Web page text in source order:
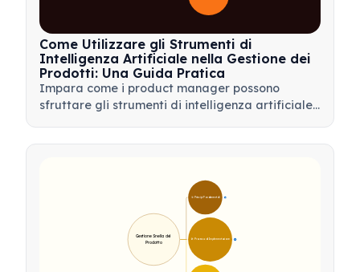
Come Utilizzare gli Strumenti di
Intelligenza Artificiale nella Gestione dei
Prodotti: Una Guida Pratica
Impara come i product manager possono
sfruttare gli strumenti di intelligenza artificiale
🎯 Principi Fondamentali
🛠️ Processo di Implementazione 12
Gestione Snella del
Prodotto